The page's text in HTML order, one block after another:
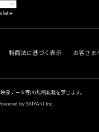
特商法に基づく表示 お客さま
像データ等)の無断転載を禁じます。
by SKIYAKI Inc.